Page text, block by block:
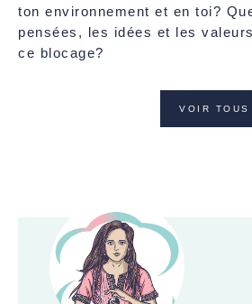
ton environnement et en toi?
pensées, les idées et les
ce blocage?
VOIR